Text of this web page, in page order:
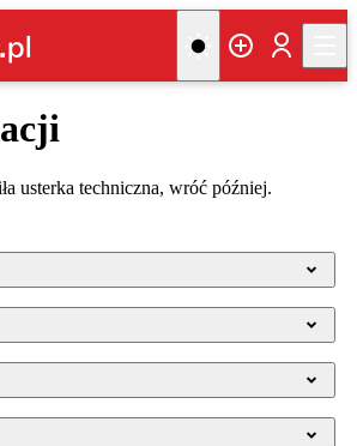
usterka techniczna, wróć później.